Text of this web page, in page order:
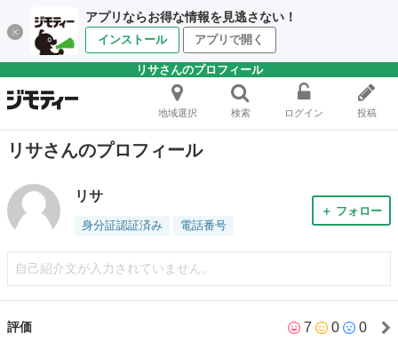
アプリならお得な情報を見逃さない！
インストール アプリで開く
リサさんのプロフィール
地域選択 検索 ログイン 投稿
リサさんのプロフィール
リサ
身分証認証済み 電話番号
＋ フォロー
自己紹介文が入力されていません。
評価 7 0 0